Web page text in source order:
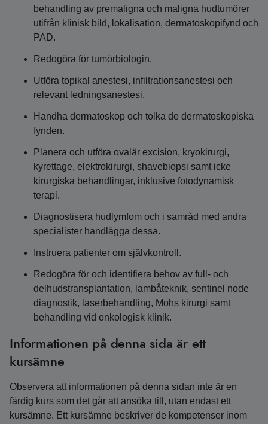
behandling av premaligna och maligna hudtumörer
utifrån klinisk bild, lokalisation, dermatoskopifynd och
PAD.
Redogöra för tumörbiologin.
Utföra topikal anestesi, infiltrationsanestesi och
relevant ledningsanestesi.
Handha dermatoskop och tolka de dermatoskopiska
fynden.
Planera och utföra ovalär excision, kryokirurgi,
kyrettage, elektrokirurgi, shavebiopsi samt icke
kirurgiska behandlingar, inklusive fotodynamisk
terapi.
Diagnostisera hudlymfom och i samråd med andra
specialister handlägga dessa.
Instruera patienter om självkontroll.
Redogöra för och identifiera behov av full- och
delhudstransplantation, lambåteknik, sentinel node
diagnostik, laserbehandling, Mohs kirurgi samt
behandling vid onkologisk klinik.
Informationen på denna sida är ett
kursämne
Observera att informationen på denna sidan inte är en
färdig kurs som det går att ansöka till, utan endast ett
kursämne. Ett kursämne beskriver de kompetenser inom